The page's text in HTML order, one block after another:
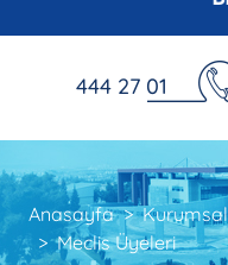
444 27 01
Anasayfa Kurumsal
Meclis Üyeleri